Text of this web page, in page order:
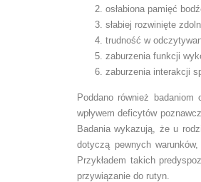
osłabiona pamięć
słabiej rozwinięte
trudność w
zaburzenia funkcji
zaburzenia interakcji
Poddano również
wpływem deficytów
Badania wykazują, że u
dotyczą pewnych
Przykładem takich
przywiązanie do rutyn.